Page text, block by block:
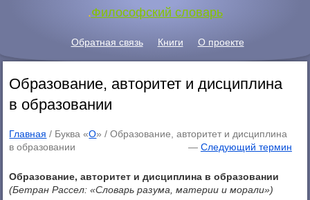
.Философский словарь
Обратная связь Книги О проекте
Образование, авторитет и дисциплина
в образовании
Главная / Буква «О» /Образование, авторитет и дисциплина
в образовании
— Следующий термин
Образование, авторитет и дисциплина в образовании
(Бетран Рассел: «Словарь разума, материи и морали»)